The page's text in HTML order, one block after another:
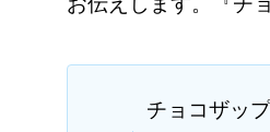
チョコザッ